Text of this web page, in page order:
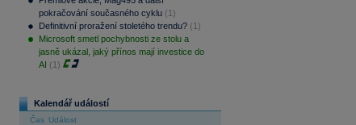
pokračování současného cyklu (1)
Definitivní proražení stoletého trendu? (1)
Microsoft smetl pochybnosti ze stolu a
jasně ukázal, jaký přínos mají investice do
AI (1)
Kalendář událostí
Čas Událost